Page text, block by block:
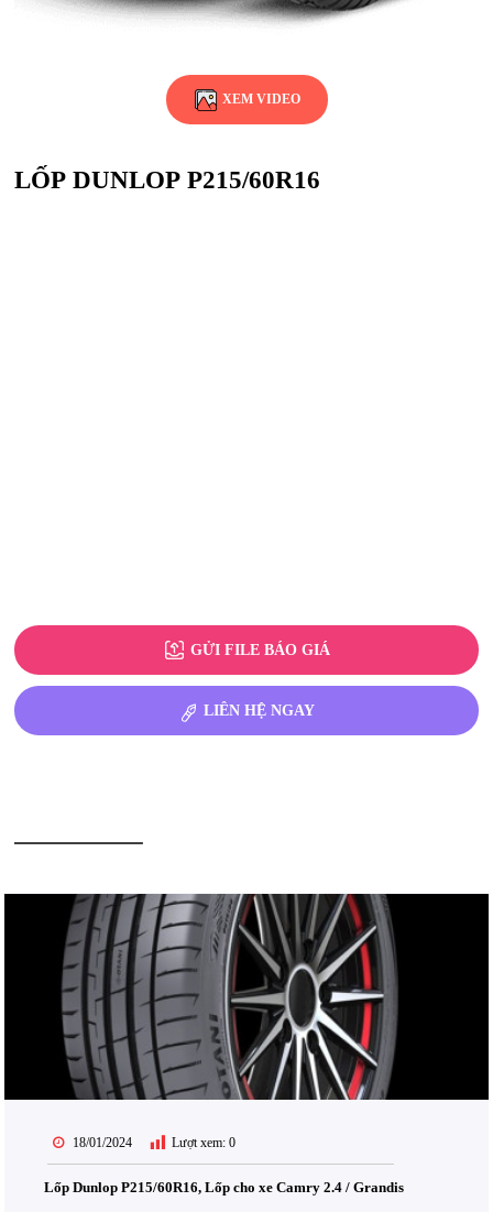
XEM VIDEO
LỐP DUNLOP P215/60R16
GỬI FILE BÁO GIÁ
LIÊN HỆ NGAY
18/01/2024 Lượt xem: 0
Lốp Dunlop P215/60R16, Lốp cho xe Camry 2.4 / Grandis